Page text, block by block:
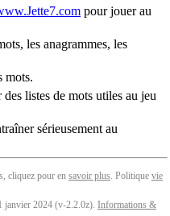
pour jouer au
les anagrammes, les
mots.
des listes de mots utiles au jeu
sérieusement au
cliquez pour en savoir plus. Politique vie
janvier 2024 (v-2.2.0z). Informations &